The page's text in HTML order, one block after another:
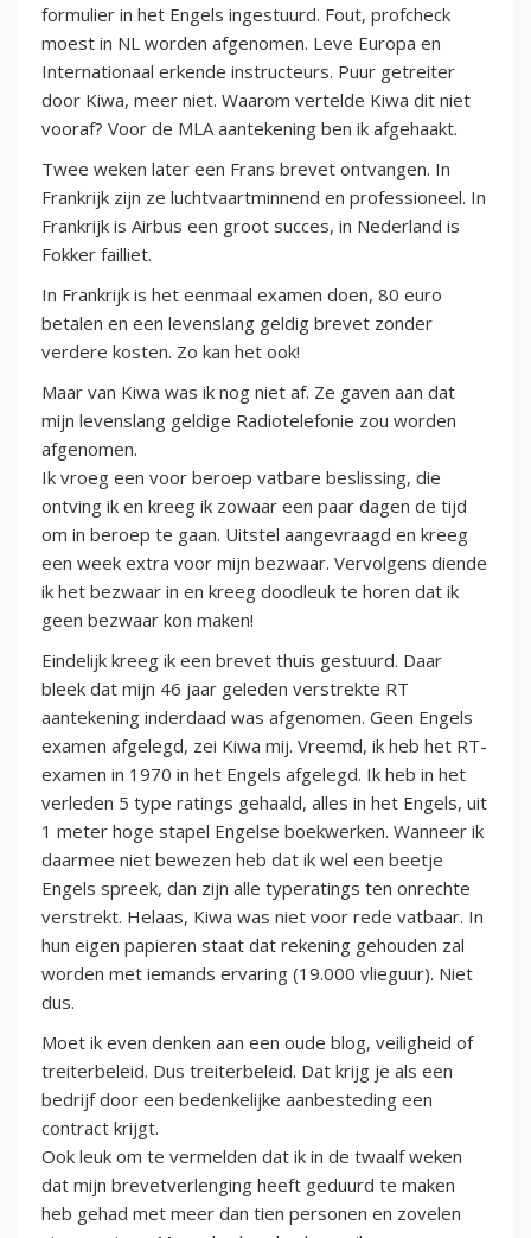
formulier in het Engels ingestuurd. Fout, profcheck
moest in NL worden afgenomen. Leve Europa en
Internationaal erkende instructeurs. Puur getreiter
door Kiwa, meer niet. Waarom vertelde Kiwa dit niet
vooraf? Voor de MLA aantekening ben ik afgehaakt.
Twee weken later een Frans brevet ontvangen. In
Frankrijk zijn ze luchtvaartminnend en professioneel. In
Frankrijk is Airbus een groot succes, in Nederland is
Fokker failliet.
In Frankrijk is het eenmaal examen doen, 80 euro
betalen en een levenslang geldig brevet zonder
verdere kosten. Zo kan het ook!
Maar van Kiwa was ik nog niet af. Ze gaven aan dat
mijn levenslang geldige Radiotelefonie zou worden
afgenomen.
Ik vroeg een voor beroep vatbare beslissing, die
ontving ik en kreeg ik zowaar een paar dagen de tijd
om in beroep te gaan. Uitstel aangevraagd en kreeg
een week extra voor mijn bezwaar. Vervolgens diende
ik het bezwaar in en kreeg doodleuk te horen dat ik
geen bezwaar kon maken!
Eindelijk kreeg ik een brevet thuis gestuurd. Daar
bleek dat mijn 46 jaar geleden verstrekte RT
aantekening inderdaad was afgenomen. Geen Engels
examen afgelegd, zei Kiwa mij. Vreemd, ik heb het RT-
examen in 1970 in het Engels afgelegd. Ik heb in het
verleden 5 type ratings gehaald, alles in het Engels, uit
1 meter hoge stapel Engelse boekwerken. Wanneer ik
daarmee niet bewezen heb dat ik wel een beetje
Engels spreek, dan zijn alle typeratings ten onrechte
verstrekt. Helaas, Kiwa was niet voor rede vatbaar. In
hun eigen papieren staat dat rekening gehouden zal
worden met iemands ervaring (19.000 vlieguur). Niet
dus.
Moet ik even denken aan een oude blog, veiligheid of
treiterbeleid. Dus treiterbeleid. Dat krijg je als een
bedrijf door een bedenkelijke aanbesteding een
contract krijgt.
Ook leuk om te vermelden dat ik in de twaalf weken
dat mijn brevetverlenging heeft geduurd te maken
heb gehad met meer dan tien personen en zovelen